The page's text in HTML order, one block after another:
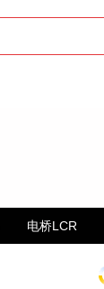
电桥LCR